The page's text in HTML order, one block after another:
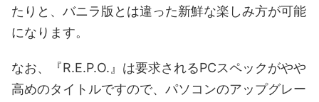
たりと、バニラ版とは違った新鮮な楽しみ方が可能
になります。
なお、『R.E.P.O.』は要求されるPCスペックがやや
高めのタイトルですので、パソコンのアップグレー